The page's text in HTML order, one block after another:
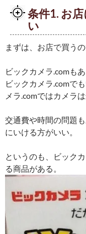
条件1. お
い
まずは、お店で買う
ビックカメラ.comも
ビックカメラ.comで
メラ.comではカメラ
交通費や時間の問題
にいける方がいい。
というのも、ビック
る商品がある。